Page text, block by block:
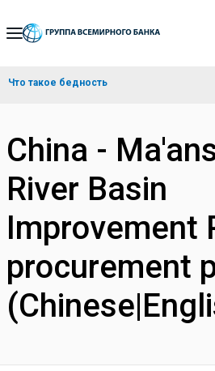
Skip
Navigation
Что такое бедность
China -
River Basin
Improvement
procurement